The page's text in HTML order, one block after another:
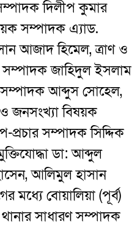
দিলীপ কুমার
সম্পাদক এ্যাড.
আজাদ হিমেল, ত্রাণ ও
জাহিদুল ইসলাম
সম্পাদক আব্দুস সোহেল,
ও জনসংখ্যা বিষয়ক
সম্পাদক সিদ্দিক
ডা: আব্দুল
আলিমুল হাসান
বোয়ালিয়া (পূর্ব)
সাধারণ সম্পাদক